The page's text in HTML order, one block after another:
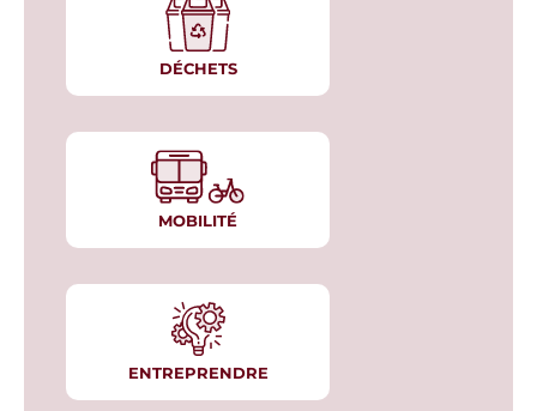
DÉCHETS
MOBILITÉ
ENTREPRENDRE